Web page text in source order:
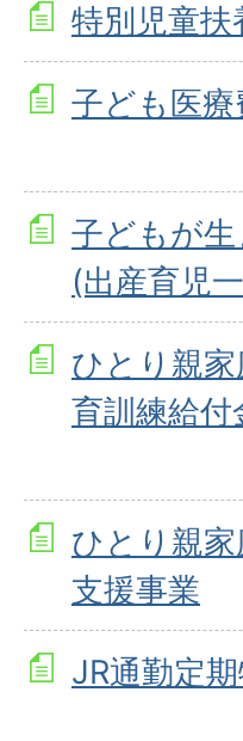
特別児童扶
子ども医
子どもが
(出産育児
ひとり親
育訓練給付
ひとり親
支援事業
JR通勤定